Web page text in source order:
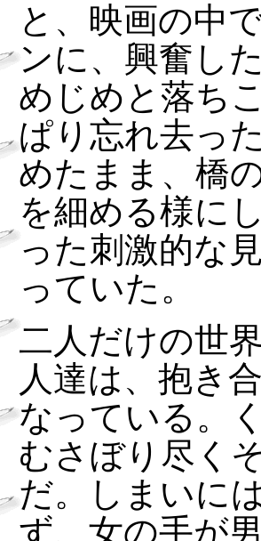
と、映画の中
ンに、興奮し
めじめと落ち
ぱり忘れ去っ
めたまま、橋
を細める様に
った刺激的な
っていた。
二人だけの世
人達は、抱き
なっている。
むさぼり尽く
だ。しまいに
ず、女の手が